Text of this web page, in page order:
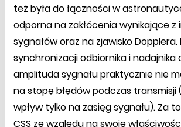
też była do łączności w
odporna na zakłócenia wynikające
sygnałów oraz na zjawisko
synchronizacji odbiornika i nadajnika
amplituda sygnału praktycznie nie
na stopę błędów podczas
wpływ tylko na zasięg sygnału). Za
CSS ze względu na swoje